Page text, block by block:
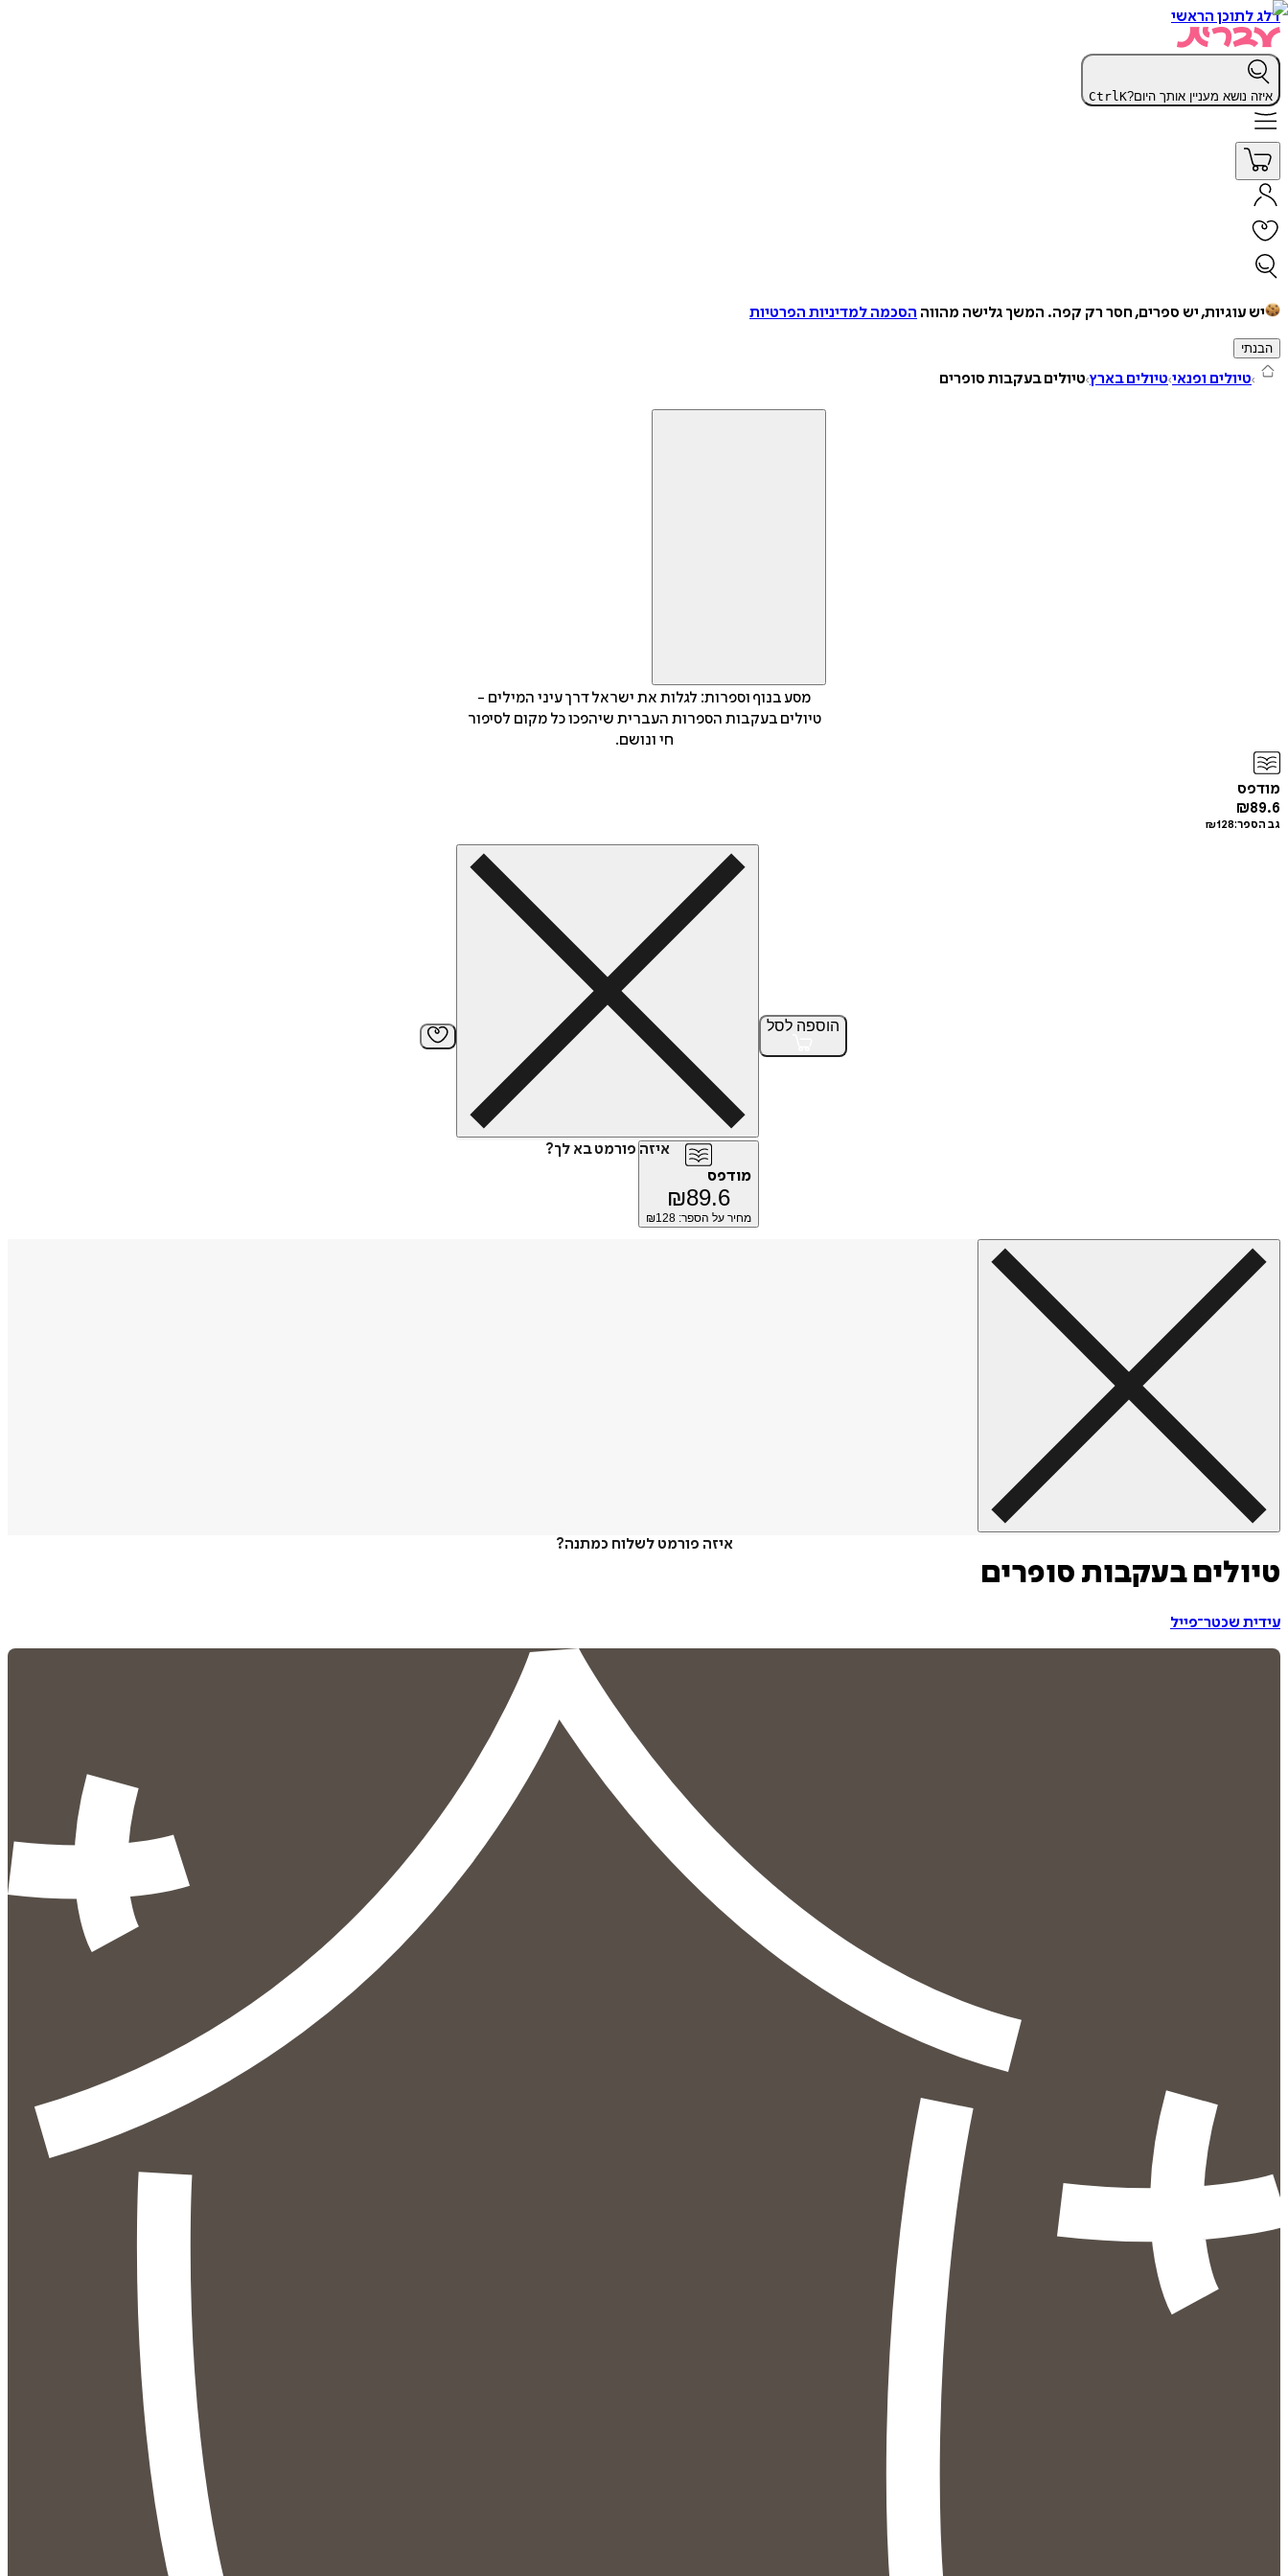
דלג לתוכן הראשי
איזה נושא מעניין אותך היום? CtrlK
יש עוגיות, יש ספרים, חסר רק קפה. המשך גלישה מהווה הסכמה למדיניות הפרטיות
הבנתי
טיולים ופנאי טיולים בארץ טיולים בעקבות סופרים
מסע בנוף וספרות: לגלות את ישראל דרך עיני המילים -
טיולים בעקבות הספרות העברית שיהפכו כל מקום לסיפור
חי ונושם.
מודפס
₪89.6
גב הספר: ₪128
הוספה לסל
איזה פורמט בא לך?
מודפס
₪89.6
מחיר על הספר: ₪128
איזה פורמט לשלוח כמתנה?
טיולים בעקבות סופרים
עידית שכטר־פייל